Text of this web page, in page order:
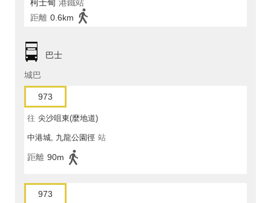
柯士甸 港鐵站
距離 0.6km
巴士
城巴
973
往 尖沙咀東(麼地道)
中港城, 九龍公園徑 站
距離 90m
973